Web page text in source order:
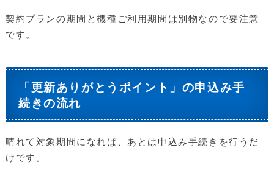
契約プランの期間と機種ご利用期間は別物なので要注意
です。
「更新ありがとうポイント」の申込み手
続きの流れ
晴れて対象期間になれば、あとは申込み手続きを行うだ
けです。